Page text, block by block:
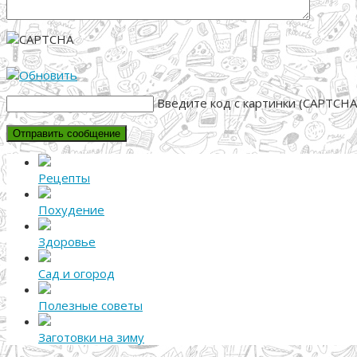
Введите код с картинки
Рецепты
Похудение
Здоровье
Сад и огород
Полезные советы
Заготовки на зиму